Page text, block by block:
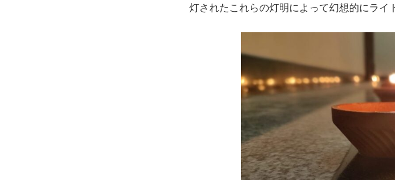
灯されたこれらの灯明によって幻想的にライ